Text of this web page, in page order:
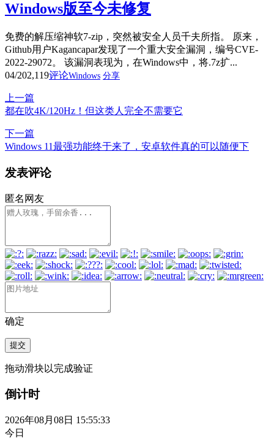
Windows版至今未修复
免费的解压缩神软7-zip，突然被安全人员千夫所指。 原来，
Github用户Kagancapar发现了一个重大安全漏洞，编号CVE-
2022-29072。 该漏洞表现为，在Windows中，将.7z扩...
04/202,119评论Windows 分享
上一篇
都在吹4K/120Hz！但这类人完全不需要它
下一篇
Windows 11最强功能终于来了，安卓软件真的可以随便下
发表评论
匿名网友
确定
提交
拖动滑块以完成验证
倒计时
2026年08月08日 15:55:34
今日